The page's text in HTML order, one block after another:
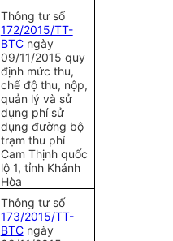
Thông tư số
172/2015/TT-
BTCngày
09/11/2015 quy
định mức thu,
chế độ thu, nộp,
quản lý và sử
dụng phí sử
dụng đường bộ
trạm thu phí
Cam Thịnh quốc
lộ 1, tỉnh Khánh
Hòa
Thông tư số
173/2015/TT-
BTCngày